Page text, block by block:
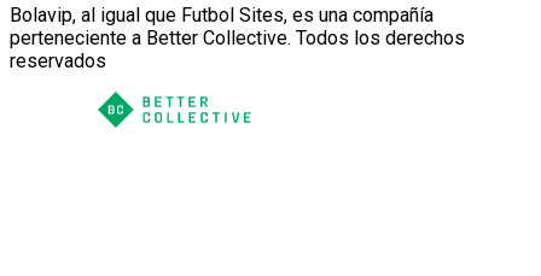
Bolavip, al igual que Futbol Sites, es una compañía
perteneciente a Better Collective. Todos los derechos
reservados